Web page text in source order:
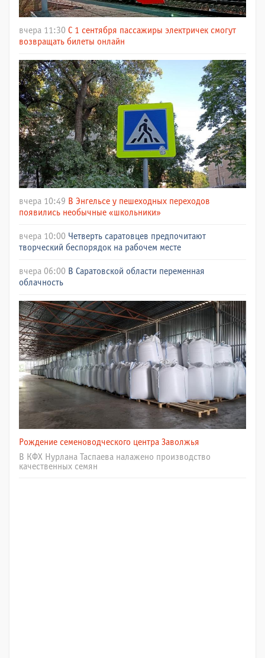
вчера 11:30 С 1 сентября пассажиры электричек смогут
возвращать билеты онлайн
вчера 10:49 В Энгельсе у пешеходных переходов
появились необычные «школьники»
вчера 10:00 Четверть саратовцев предпочитают
творческий беспорядок на рабочем месте
вчера 06:00 В Саратовской области переменная
облачность
Рождение семеноводческого центра Заволжья
В КФХ Нурлана Таспаева налажено производство
качественных семян